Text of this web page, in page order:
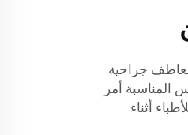
جراحية
المناسبة أمر
أثناء